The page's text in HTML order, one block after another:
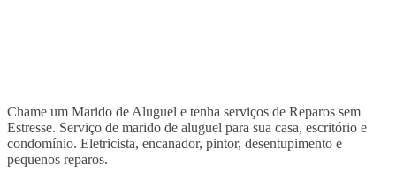
Chame um Marido de Aluguel e tenha serviços de Reparos sem
Estresse. Serviço de marido de aluguel para sua casa, escritório e
condomínio. Eletricista, encanador, pintor, desentupimento e
pequenos reparos.